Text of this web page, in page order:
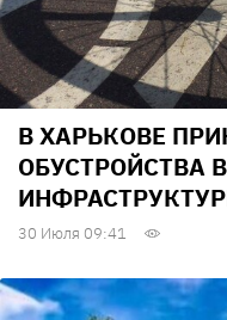
В ХАРЬКОВЕ
ОБУСТРОЙСТВА
30 Июля 09:41